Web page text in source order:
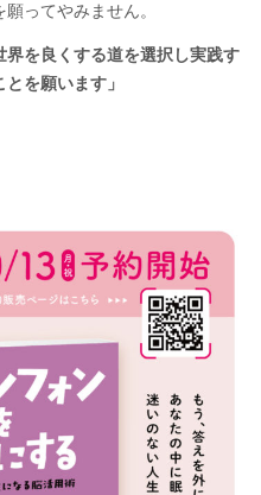
ってやみません。
界を良くする道を選択し実践す
を願います」